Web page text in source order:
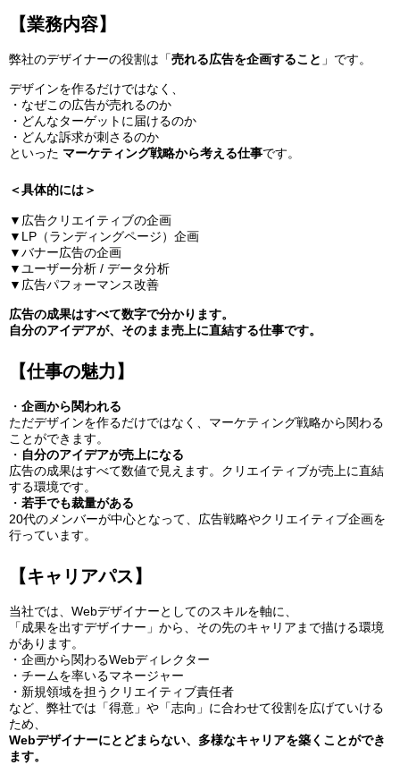
【業務内容】
弊社のデザイナーの役割は「売れる広告を企画すること 」です。
デザインを作るだけではなく、
・なぜこの広告が売れるのか
・どんなターゲットに届けるのか
・どんな訴求が刺さるのか
といった マーケティング戦略から考える仕事です。
＜具体的には＞
▼広告クリエイティブの企画
▼LP（ランディングページ）企画
▼バナー広告の企画
▼ユーザー分析 / データ分析
▼広告パフォーマンス改善
広告の成果はすべて数字で分かります。
自分のアイデアが、そのまま売上に直結する仕事です。
【仕事の魅力】
・ 企画から関われる
ただデザインを作るだけではなく、マーケティング戦略から関わる
ことができます。
・ 自分のアイデアが売上になる
広告の成果はすべて数値で見えます。クリエイティブが売上に直結
する環境です。
・ 若手でも裁量がある
20代のメンバーが中心となって、広告戦略やクリエイティブ企画を
行っています。
【キャリアパス】
当社では、Webデザイナーとしてのスキルを軸に、
「成果を出すデザイナー」から、その先のキャリアまで描ける環境
があります。
・企画から関わるWebディレクター
・チームを率いるマネージャー
・新規領域を担うクリエイティブ責任者
など、弊社では「得意」や「志向」に合わせて役割を広げていける
ため、
Webデザイナーにとどまらない、多様なキャリアを築くことができ
ます。